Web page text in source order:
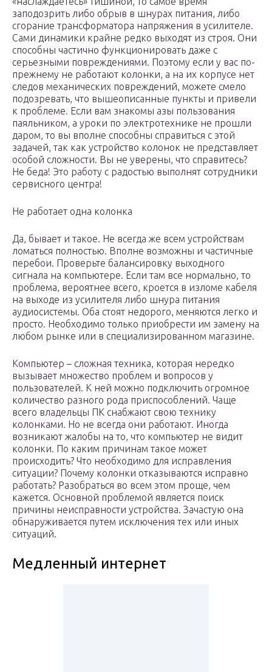
заподозрить либо обрыв в шнурах питания, либо
сгорание трансформатора напряжения в усилителе.
Сами динамики крайне редко выходят из строя. Они
способны частично функционировать даже с
серьезными повреждениями. Поэтому если у вас по-
прежнему не работают колонки, а на их корпусе нет
следов механических повреждений, можете смело
подозревать, что вышеописанные пункты и привели
к проблеме. Если вам знакомы азы пользования
паяльником, а уроки по электротехнике не прошли
даром, то вы вполне способны справиться с этой
задачей, так как устройство колонок не представляет
особой сложности. Вы не уверены, что справитесь?
Не беда! Это работу с радостью выполнят сотрудники
сервисного центра!
Не работает одна колонка
Да, бывает и такое. Не всегда же всем устройствам
ломаться полностью. Вполне возможны и частичные
перебои. Проверьте балансировку выходного
сигнала на компьютере. Если там все нормально, то
проблема, вероятнее всего, кроется в изломе кабеля
на выходе из усилителя либо шнура питания
аудиосистемы. Оба стоят недорого, меняются легко и
просто. Необходимо только приобрести им замену на
любом рынке или в специализированном магазине.
Компьютер – сложная техника, которая нередко
вызывает множество проблем и вопросов у
пользователей. К ней можно подключить огромное
количество разного рода приспособлений. Чаще
всего владельцы ПК снабжают свою технику
колонками. Но не всегда они работают. Иногда
возникают жалобы на то, что компьютер не видит
колонки. По каким причинам такое может
происходить? Что необходимо для исправления
ситуации? Почему колонки отказываются исправно
работать? Разобраться во всем этом проще, чем
кажется. Основной проблемой является поиск
причины неисправности устройства. Зачастую она
обнаруживается путем исключения тех или иных
ситуаций.
Медленный интернет